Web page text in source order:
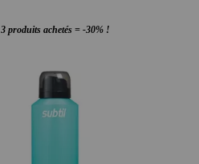
3 produits achetés = -30% !